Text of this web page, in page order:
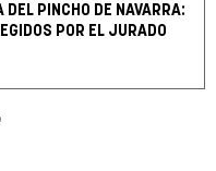
DEL PINCHO DE NAVARRA:
POR EL JURADO